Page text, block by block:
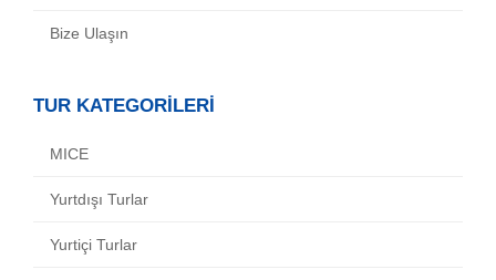
Bize Ulaşın
TUR KATEGORİLERİ
MICE
Yurtdışı Turlar
Yurtiçi Turlar